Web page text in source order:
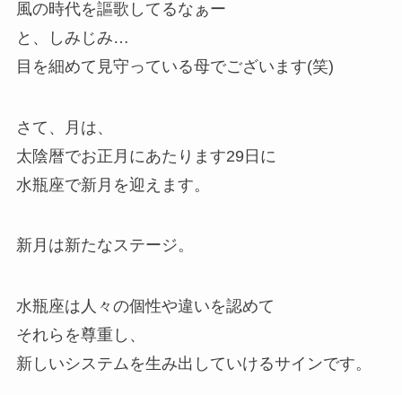
風の時代を謳歌してるなぁー
と、しみじみ…
目を細めて見守っている母でございます(笑)
さて、月は、
太陰暦でお正月にあたります29日に
水瓶座で新月を迎えます。
新月は新たなステージ。
水瓶座は人々の個性や違いを認めて
それらを尊重し、
新しいシステムを生み出していけるサインです。